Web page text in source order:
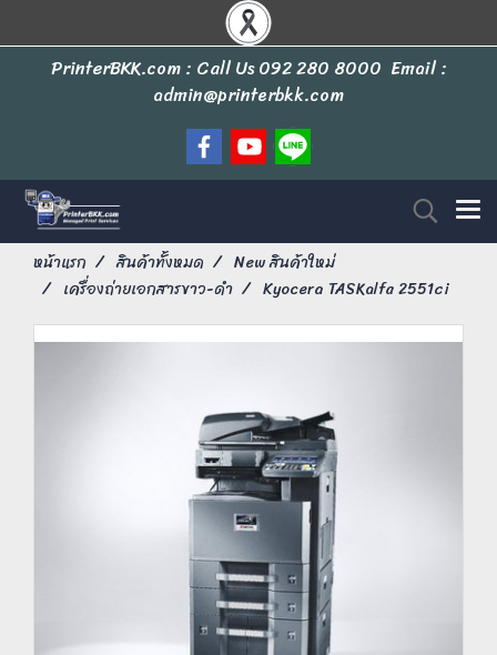
PrinterBKK.com : Call Us092 280 8000 Email :
admin@printerbkk.com
หน้าแรก สินค้าทั้งหมด
New สินค้าใหม่
เครื่องถ่ายเอกสารขาว-ดำ
Kyocera TASKalfa 2551ci